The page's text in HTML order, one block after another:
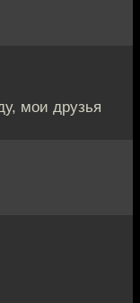
мои друзья